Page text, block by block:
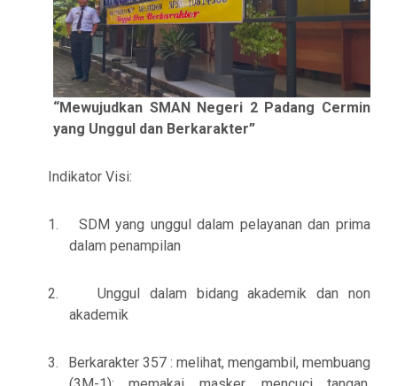
“Mewujudkan SMAN Negeri 2 Padang Cermin
yang Unggul dan Berkarakter”
Indikator Visi:
1.
SDM yang unggul dalam pelayanan dan prima
dalam penampilan
2.
Unggul dalam bidang akademik dan non
akademik
3.
Berkarakter 357 : melihat, mengambil, membuang